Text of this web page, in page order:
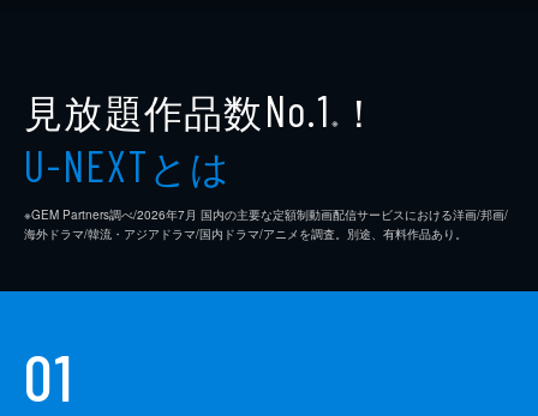
見放題作品数No.1 ※ ！
U-NEXTとは
※GEM Partners調べ/2026年7⽉ 国内の主要な定額制動画配信サービスにおける洋画/邦画/
海外ドラマ/韓流・アジアドラマ/国内ドラマ/アニメを調査。別途、有料作品あり。
01